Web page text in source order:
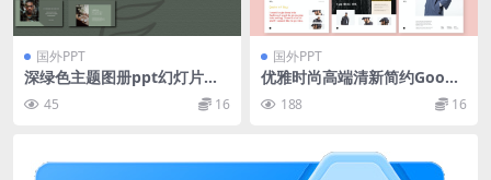
国外PPT
深绿色主题图册ppt幻灯片模
板 45 16
国外PPT
优雅时尚高端清新简约Googl
e Slide谷歌幻灯演示模板（p
ptx）
188 16